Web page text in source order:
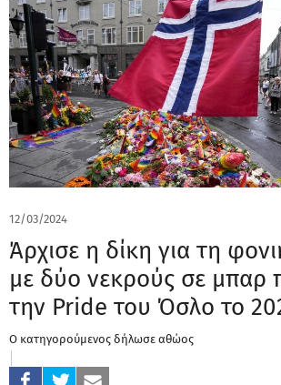
12/03/2024
Άρχισε η δίκη για τη
με δύο νεκρούς σε μπαρ
την Pride του Όσλο το
Ο κατηγορούμενος δήλωσε αθώος